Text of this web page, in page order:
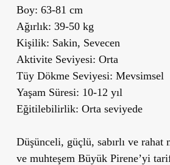
Boy: 63-81 cm
Ağırlık: 39-50 kg
Kişilik: Sakin, Sevecen
Aktivite Seviyesi: Orta
Tüy Dökme Seviyesi: Mevsimsel
Yaşam Süresi: 10-12 yıl
Eğitilebilirlik: Orta seviyede
Düşünceli, güçlü, sabırlı ve rahat
ve muhteşem Büyük Pirene’yi